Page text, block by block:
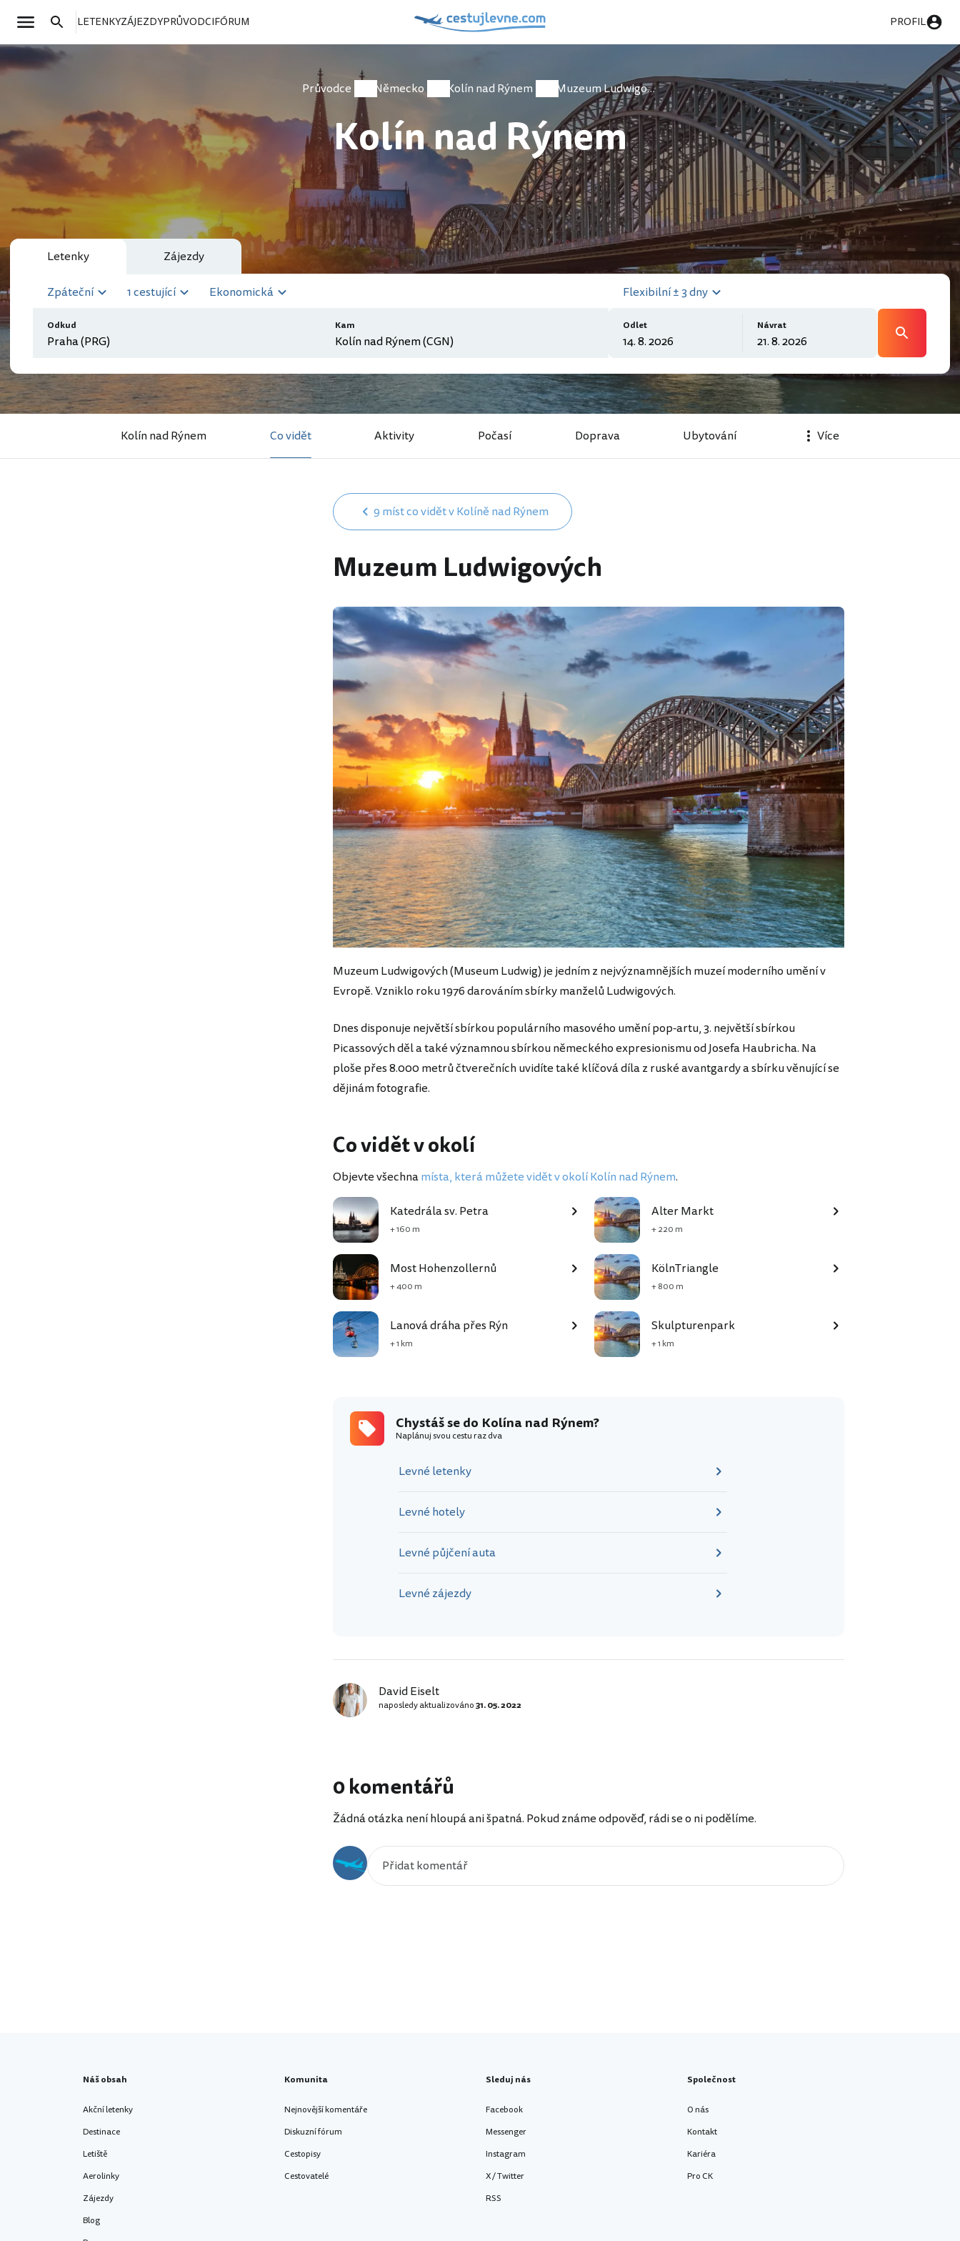
LETENKYZÁJEZDYPRŮVODCIFÓRUM PROFIL
Průvodce Německo Kolín nad Rýnem Muzeum Ludwigových
Kolín nad Rýnem
Letenky Zájezdy
Zpáteční 1 cestující Ekonomická
Odkud Kam
Flexibilní ± 3 dny
Odlet Návrat
Kolín nad Rýnem Co vidět Aktivity Počasí Doprava Ubytování Více
9 míst co vidět v Kolíně nad Rýnem
Muzeum Ludwigových
Muzeum Ludwigových (Museum Ludwig) je jedním z nejvýznamnějších muzeí moderního umění v
Evropě. Vzniklo roku 1976 darováním sbírky manželů Ludwigových.
Dnes disponuje největší sbírkou populárního masového umění pop-artu, 3. největší sbírkou
Picassových děl a také významnou sbírkou německého expresionismu od Josefa Haubricha. Na
ploše přes 8.000 metrů čtverečních uvidíte také klíčová díla z ruské avantgardy a sbírku věnující se
dějinám fotografie.
Co vidět v okolí
Objevte všechnamísta, která můžete vidět v okolí Kolín nad Rýnem.
Katedrála sv. Petra
+ 160 m
Alter Markt
+ 220 m
Most Hohenzollernů
+ 400 m
KölnTriangle
+ 800 m
Lanová dráha přes Rýn
+ 1 km
Skulpturenpark
+ 1 km
Chystáš se do Kolína nad Rýnem?
Naplánuj svou cestu raz dva
Levné letenky
Levné hotely
Levné půjčení auta
Levné zájezdy
David Eiselt
naposledy aktualizováno31. 05. 2022
0 komentářů
Žádná otázka není hloupá ani špatná. Pokud známe odpověď, rádi se o ni podělíme.
Náš obsah
Akční letenky
Destinace
Letiště
Aerolinky
Zájezdy
Blog
Komunita
Nejnovější komentáře
Diskuzní fórum
Cestopisy
Cestovatelé
Sleduj nás
Facebook
Messenger
Instagram
X / Twitter
RSS
Společnost
O nás
Kontakt
Kariéra
Pro CK